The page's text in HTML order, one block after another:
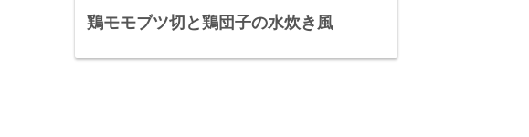
鶏モモブツ切と鶏団子の水炊き風